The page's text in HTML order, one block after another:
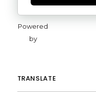
Powered
by
TRANSLATE